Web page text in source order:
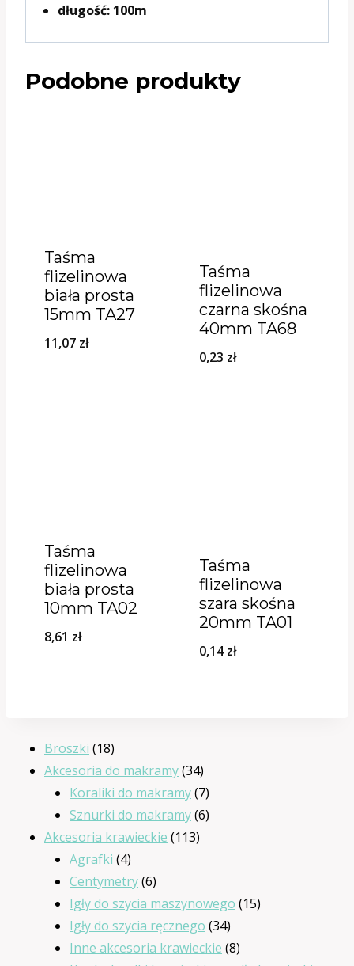
długość: 100m
Podobne produkty
Taśma
flizelinowa
biała prosta
15mm TA27
11,07 zł
Taśma
flizelinowa
czarna skośna
40mm TA68
0,23 zł
Taśma
flizelinowa
biała prosta
10mm TA02
8,61 zł
Taśma
flizelinowa
szara skośna
20mm TA01
0,14zł
Broszki 1818
produktów
Akcesoria do makramy 3434
produkty
Koraliki do makramy 77
produktów
Sznurki do makramy 66
Akcesoria krawieckie 113113
Agrafki 44
produkty
Centymetry 66
produktów
Igły do szycia maszynowego 1515
Igły do szycia ręcznego 3434
produkty
Inne akcesoria krawieckie 88